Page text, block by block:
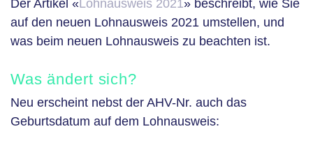
Der Artikel «Lohnausweis 2021» beschreibt, wie Sie
auf den neuen Lohnausweis 2021 umstellen, und
was beim neuen Lohnausweis zu beachten ist.
Was ändert sich?
Neu erscheint nebst der AHV-Nr. auch das
Geburtsdatum auf dem Lohnausweis: